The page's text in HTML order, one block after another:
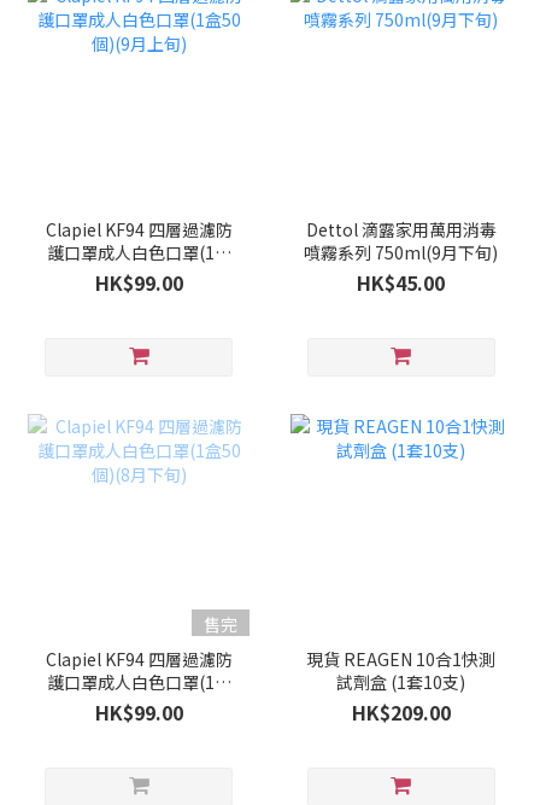
Clapiel KF94 四層過濾防
護口罩成人白色口罩(1盒
50個)(9月上旬)
HK$99.00
Dettol 滴露家用萬用消毒
噴霧系列 750ml(9月下旬)
HK$45.00
售完
Clapiel KF94 四層過濾防
護口罩成人白色口罩(1盒
50個)(8月下旬)
HK$99.00
現貨 REAGEN 10合1快測
試劑盒 (1套10支)
HK$209.00